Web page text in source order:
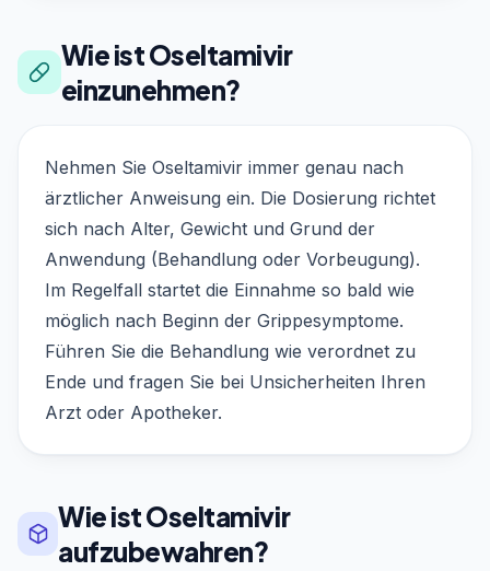
Wie ist Oseltamivir
einzunehmen?
Nehmen Sie Oseltamivir immer genau nach
ärztlicher Anweisung ein. Die Dosierung richtet
sich nach Alter, Gewicht und Grund der
Anwendung (Behandlung oder Vorbeugung).
Im Regelfall startet die Einnahme so bald wie
möglich nach Beginn der Grippesymptome.
Führen Sie die Behandlung wie verordnet zu
Ende und fragen Sie bei Unsicherheiten Ihren
Arzt oder Apotheker.
Wie ist Oseltamivir
aufzubewahren?